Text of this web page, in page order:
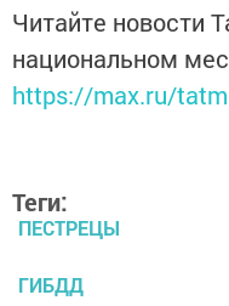
Читайте новости
национальном
https://max.ru/
Теги:
ПЕСТРЕЦЫ
ГИБДД